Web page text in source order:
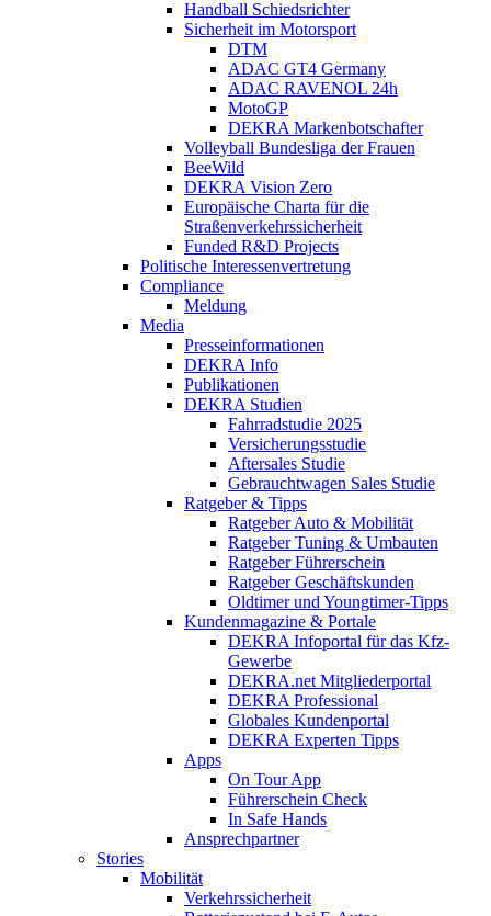
Handball Schiedsrichter
Sicherheit im Motorsport
DTM
ADAC GT4 Germany
ADAC RAVENOL 24h
MotoGP
DEKRA Markenbotschafter
Volleyball Bundesliga der Frauen
BeeWild
DEKRA Vision Zero
Europäische Charta für die
Straßenverkehrssicherheit
Funded R&D Projects
Politische Interessenvertretung
Compliance
Meldung
Media
Presseinformationen
DEKRA Info
Publikationen
DEKRA Studien
Fahrradstudie 2025
Versicherungsstudie
Aftersales Studie
Gebrauchtwagen Sales Studie
Ratgeber & Tipps
Ratgeber Auto & Mobilität
Ratgeber Tuning & Umbauten
Ratgeber Führerschein
Ratgeber Geschäftskunden
Oldtimer und Youngtimer-Tipps
Kundenmagazine & Portale
DEKRA Infoportal für das Kfz-
Gewerbe
DEKRA.net Mitgliederportal
DEKRA Professional
Globales Kundenportal
DEKRA Experten Tipps
Apps
On Tour App
Führerschein Check
In Safe Hands
Ansprechpartner
Stories
Mobilität
Verkehrssicherheit